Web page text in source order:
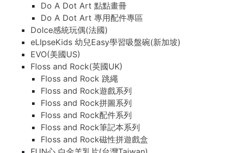
Do A Dot Art 點點畫冊
Do A Dot Art 專用配件專區
Dolce感統玩偶(法國)
eLIpseKids 幼兒Easy學習吸盤碗(新加坡)
EVO(美國US)
Floss and Rock(英國UK)
Floss and Rock 跳繩
Floss and Rock遊戲系列
Floss and Rock拼圖系列
Floss and Rock配件系列
Floss and Rock筆記本系列
Floss and Rock磁性拼遊戲盒